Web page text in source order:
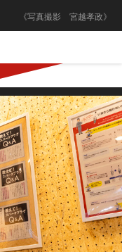
《写真撮影 宮越孝政》